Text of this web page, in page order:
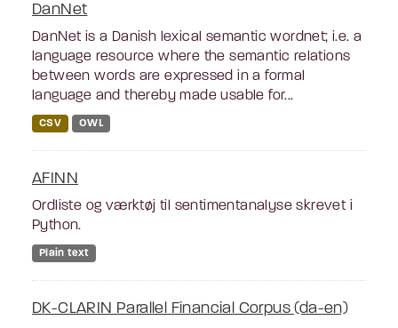
DanNet
DanNet is a Danish lexical semantic wordnet; i.e. a
language resource where the semantic relations
between words are expressed in a formal
language and thereby made usable for...
CSV OWL
AFINN
Ordliste og værktøj til sentimentanalyse skrevet i
Python.
Plain text
DK-CLARIN Parallel Financial Corpus (da-en)